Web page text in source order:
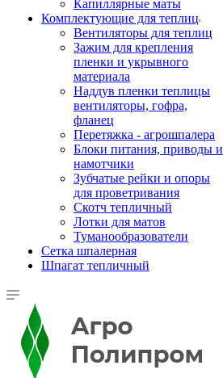
Капиллярные маты
Комплектующие для теплиц
Вентиляторы для теплиц
Зажим для крепления
пленки и укрывного
материала
Наддув пленки теплицы
вентиляторы, гофра,
фланец
Перетяжка - агрошпалера
Блоки питания, приводы и
намотчики
Зубчатые рейки и опоры
для проветривания
Скотч тепличный
Лотки для матов
Туманообразователи
Сетка шпалерная
Шпагат тепличный